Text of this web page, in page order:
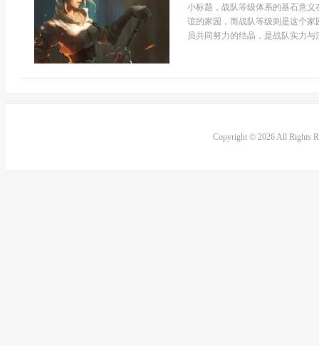
小标题，战队等级体系的基石意
谊的家园，而战队等级则是这个
员共同努力的结晶，是战队实力
Copyright © 2026 All Rights